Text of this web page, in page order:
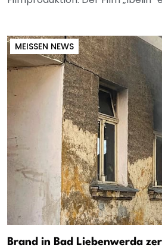
MEISSEN NEWS
Brand in Bad Liebenwerda